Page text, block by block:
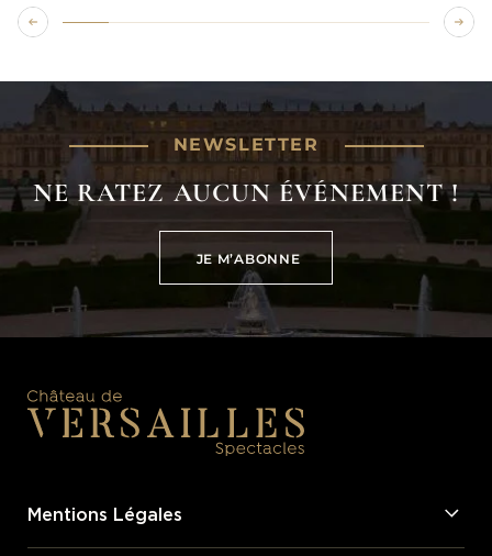
NEWSLETTER
NE RATEZ AUCUN ÉVÉNEMENT !
JE M’ABONNE
JE M’ABONNE
Mentions Légales